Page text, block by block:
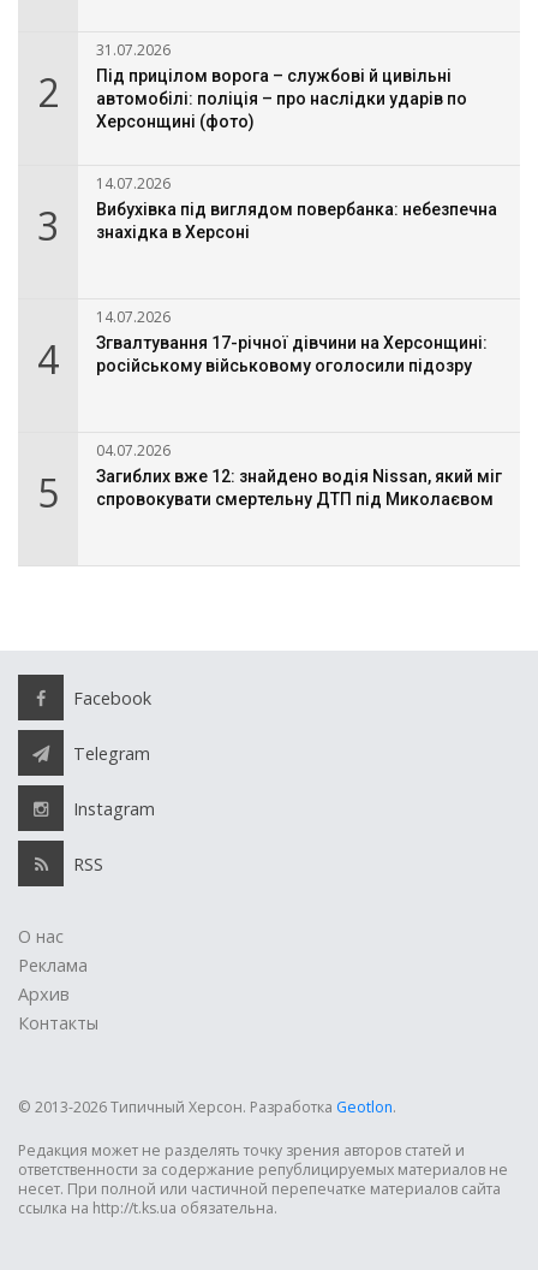
2
31.07.2026
Під прицілом ворога – службові й цивільні
автомобілі: поліція – про наслідки ударів по
Херсонщині (фото)
3
14.07.2026
Вибухівка під виглядом повербанка: небезпечна
знахідка в Херсоні
4
14.07.2026
Згвалтування 17-річної дівчини на Херсонщині:
російському військовому оголосили підозру
5
04.07.2026
Загиблих вже 12: знайдено водія Nissan, який міг
спровокувати смертельну ДТП під Миколаєвом
Facebook
Telegram
Instagram
RSS
О нас
Реклама
Архив
Контакты
© 2013-2026 Типичный Херсон. Разработка Geotlon.
Редакция может не разделять точку зрения авторов статей и
ответственности за содержание републицируемых материалов не
несет. При полной или частичной перепечатке материалов сайта
ссылка на http://t.ks.ua обязательна.